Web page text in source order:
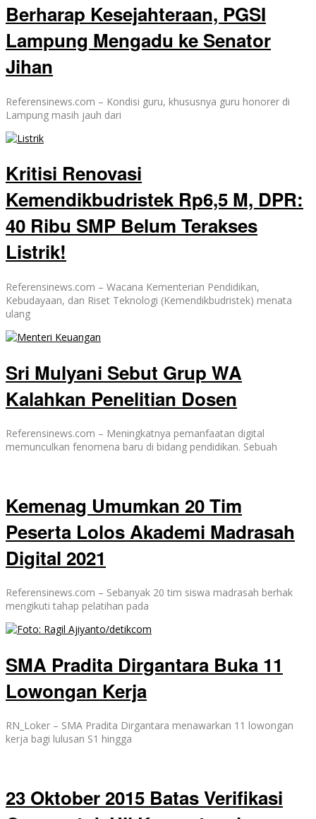
Berharap Kesejahteraan, PGSI
Lampung Mengadu ke Senator
Jihan
Referensinews.com – Kondisi guru, khususnya guru honorer di
Lampung masih jauh dari
Kritisi Renovasi
Kemendikbudristek Rp6,5 M, DPR:
40 Ribu SMP Belum Terakses
Listrik!
Referensinews.com – Wacana Kementerian Pendidikan,
Kebudayaan, dan Riset Teknologi (Kemendikbudristek) menata
ulang
Sri Mulyani Sebut Grup WA
Kalahkan Penelitian Dosen
Referensinews.com – Meningkatnya pemanfaatan digital
memunculkan fenomena baru di bidang pendidikan. Sebuah
Kemenag Umumkan 20 Tim
Peserta Lolos Akademi Madrasah
Digital 2021
Referensinews.com – Sebanyak 20 tim siswa madrasah berhak
mengikuti tahap pelatihan pada
SMA Pradita Dirgantara Buka 11
Lowongan Kerja
RN_Loker – SMA Pradita Dirgantara menawarkan 11 lowongan
kerja bagi lulusan S1 hingga
23 Oktober 2015 Batas Verifikasi